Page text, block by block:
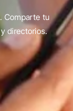
Comparte tu
directorios.